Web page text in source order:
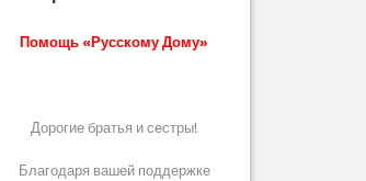
Помощь «Русскому Дому»
Дорогие братья и сестры!
Благодаря вашей поддержке